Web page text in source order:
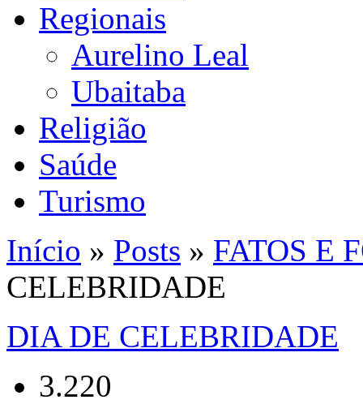
Regionais
Aurelino Leal
Ubaitaba
Religião
Saúde
Turismo
Início » Posts » FATOS E
CELEBRIDADE
DIA DE CELEBRIDADE
3.220